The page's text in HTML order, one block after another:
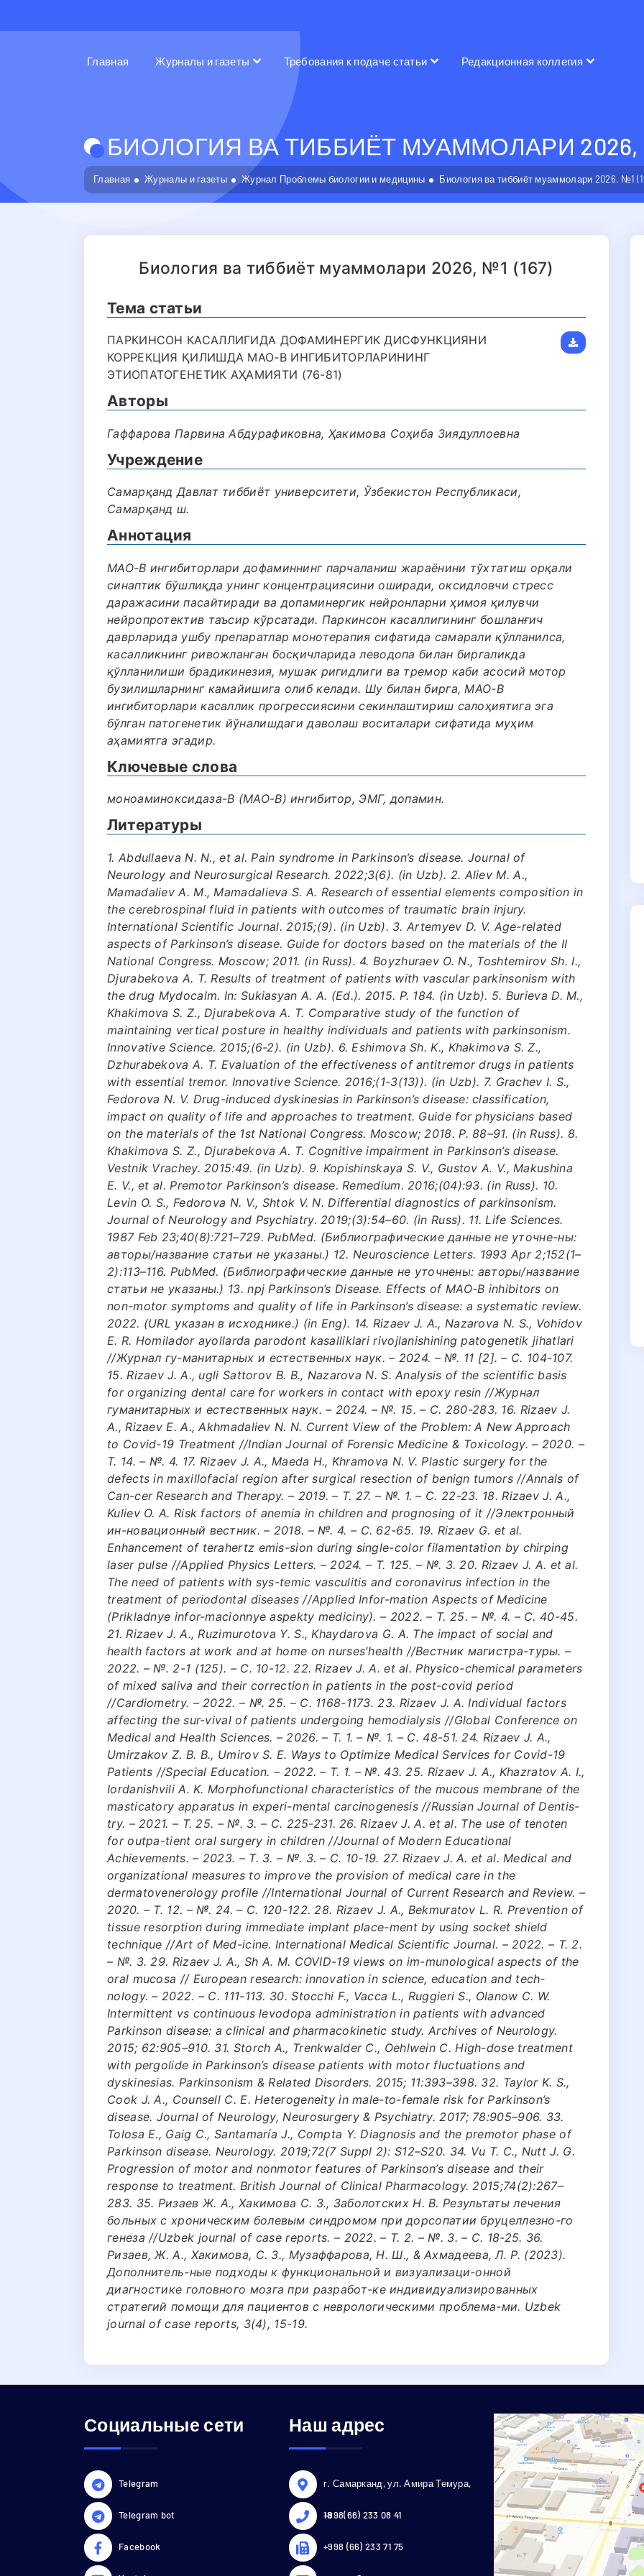
Главная Журналы и газеты Требования к подаче статьи Редакционная коллегия
БИОЛОГИЯ ВА ТИББИЁТ МУАММОЛАРИ 2026,
Главная Журналы и газеты Журнал Проблемы биологии и медицины Биология ва тиббиёт муаммолари 2026, №1
Биология ва тиббиёт муаммолари 2026, №1 (167)
Тема статьи
ПАРКИНСОН КАСАЛЛИГИДА ДОФАМИНЕРГИК ДИСФУНКЦИЯНИ
КОРРЕКЦИЯ ҚИЛИШДА МАО-В ИНГИБИТОРЛАРИНИНГ
ЭТИОПАТОГЕНЕТИК АҲАМИЯТИ (76-81)
Авторы
Гаффарова Парвина Абдурафиковна, Ҳакимова Соҳиба Зиядуллоевна
Учреждение
Самарқанд Давлат тиббиёт университети, Ўзбекистон Республикаси,
Самарқанд ш.
Аннотация
МАО-В ингибиторлари дофаминнинг парчаланиш жараёнини тўхтатиш орқали
синаптик бўшлиқда унинг концентрациясини оширади, оксидловчи стресс
даражасини пасайтиради ва допаминергик нейронларни ҳимоя қилувчи
нейропротектив таъсир кўрсатади. Паркинсон касаллигининг бошланғич
даврларида ушбу препаратлар монотерапия сифатида самарали қўлланилса,
касалликнинг ривожланган босқичларида леводопа билан биргаликда
қўлланилиши брадикинезия, мушак ригидлиги ва тремор каби асосий мотор
бузилишларнинг камайишига олиб келади. Шу билан бирга, МАО-В
ингибиторлари касаллик прогрессиясини секинлаштириш салоҳиятига эга
бўлган патогенетик йўналишдаги даволаш воситалари сифатида муҳим
аҳамиятга эгадир.
Ключевые слова
моноаминоксидаза-В (МАО-В) ингибитор, ЭМГ, допамин.
Литературы
1. Abdullaeva N. N., et al. Pain syndrome in Parkinson’s disease. Journal of
Neurology and Neurosurgical Research. 2022;3(6). (in Uzb). 2. Aliev M. A.,
Mamadaliev A. M., Mamadalieva S. A. Research of essential elements composition in
the cerebrospinal fluid in patients with outcomes of traumatic brain injury.
International Scientific Journal. 2015;(9). (in Uzb). 3. Artemyev D. V. Age-related
aspects of Parkinson’s disease. Guide for doctors based on the materials of the II
National Congress. Moscow; 2011. (in Russ). 4. Boyzhuraev O. N., Toshtemirov Sh. I.,
Djurabekova A. T. Results of treatment of patients with vascular parkinsonism with
the drug Mydocalm. In: Sukiasyan A. A. (Ed.). 2015. P. 184. (in Uzb). 5. Burieva D. M.,
Khakimova S. Z., Djurabekova A. T. Comparative study of the function of
maintaining vertical posture in healthy individuals and patients with parkinsonism.
Innovative Science. 2015;(6-2). (in Uzb). 6. Eshimova Sh. K., Khakimova S. Z.,
Dzhurabekova A. T. Evaluation of the effectiveness of antitremor drugs in patients
with essential tremor. Innovative Science. 2016;(1-3(13)). (in Uzb). 7. Grachev I. S.,
Fedorova N. V. Drug-induced dyskinesias in Parkinson’s disease: classification,
impact on quality of life and approaches to treatment. Guide for physicians based
on the materials of the 1st National Congress. Moscow; 2018. P. 88–91. (in Russ). 8.
Khakimova S. Z., Djurabekova A. T. Cognitive impairment in Parkinson’s disease.
Vestnik Vrachey. 2015:49. (in Uzb). 9. Kopishinskaya S. V., Gustov A. V., Makushina
E. V., et al. Premotor Parkinson’s disease. Remedium. 2016;(04):93. (in Russ). 10.
Levin O. S., Fedorova N. V., Shtok V. N. Differential diagnostics of parkinsonism.
Journal of Neurology and Psychiatry. 2019;(3):54–60. (in Russ). 11. Life Sciences.
1987 Feb 23;40(8):721–729. PubMed. (Библиографические данные не уточне-ны:
авторы/название статьи не указаны.) 12. Neuroscience Letters. 1993 Apr 2;152(1–
2):113–116. PubMed. (Библиографические данные не уточнены: авторы/название
статьи не указаны.) 13. npj Parkinson’s Disease. Effects of MAO-B inhibitors on
non-motor symptoms and quality of life in Parkinson’s disease: a systematic review.
2022. (URL указан в исходнике.) (in Eng). 14. Rizaev J. A., Nazarova N. S., Vohidov
E. R. Homilador ayollarda parodont kasalliklari rivojlanishining patogenetik jihatlari
//Журнал гу-манитарных и естественных наук. – 2024. – №. 11 [2]. – С. 104-107.
15. Rizaev J. A., ugli Sattorov B. B., Nazarova N. S. Analysis of the scientific basis
for organizing dental care for workers in contact with epoxy resin //Журнал
гуманитарных и естественных наук. – 2024. – №. 15. – С. 280-283. 16. Rizaev J.
A., Rizaev E. A., Akhmadaliev N. N. Current View of the Problem: A New Approach
to Covid-19 Treatment //Indian Journal of Forensic Medicine & Toxicology. – 2020. –
Т. 14. – №. 4. 17. Rizaev J. A., Maeda H., Khramova N. V. Plastic surgery for the
defects in maxillofacial region after surgical resection of benign tumors //Annals of
Can-cer Research and Therapy. – 2019. – Т. 27. – №. 1. – С. 22-23. 18. Rizaev J. A.,
Kuliev O. A. Risk factors of anemia in children and prognosing of it //Электронный
ин-новационный вестник. – 2018. – №. 4. – С. 62-65. 19. Rizaev G. et al.
Enhancement of terahertz emis-sion during single-color filamentation by chirping
laser pulse //Applied Physics Letters. – 2024. – Т. 125. – №. 3. 20. Rizaev J. A. et al.
The need of patients with sys-temic vasculitis and coronavirus infection in the
treatment of periodontal diseases //Applied Infor-mation Aspects of Medicine
(Prikladnye infor-macionnye aspekty mediciny). – 2022. – Т. 25. – №. 4. – С. 40-45.
21. Rizaev J. A., Ruzimurotova Y. S., Khaydarova G. A. The impact of social and
health factors at work and at home on nurses'health //Вестник магистра-туры. –
2022. – №. 2-1 (125). – С. 10-12. 22. Rizaev J. A. et al. Physico-chemical parameters
of mixed saliva and their correction in patients in the post-covid period
//Cardiometry. – 2022. – №. 25. – С. 1168-1173. 23. Rizaev J. A. Individual factors
affecting the sur-vival of patients undergoing hemodialysis //Global Conference on
Medical and Health Sciences. – 2026. – Т. 1. – №. 1. – С. 48-51. 24. Rizaev J. A.,
Umirzakov Z. B. B., Umirov S. E. Ways to Optimize Medical Services for Covid-19
Patients //Special Education. – 2022. – Т. 1. – №. 43. 25. Rizaev J. A., Khazratov A. I.,
Iordanishvili A. K. Morphofunctional characteristics of the mucous membrane of the
masticatory apparatus in experi-mental carcinogenesis //Russian Journal of Dentis-
try. – 2021. – Т. 25. – №. 3. – С. 225-231. 26. Rizaev J. A. et al. The use of tenoten
for outpa-tient oral surgery in children //Journal of Modern Educational
Achievements. – 2023. – Т. 3. – №. 3. – С. 10-19. 27. Rizaev J. A. et al. Medical and
organizational measures to improve the provision of medical care in the
dermatovenerology profile //International Journal of Current Research and Review. –
2020. – Т. 12. – №. 24. – С. 120-122. 28. Rizaev J. A., Bekmuratov L. R. Prevention of
tissue resorption during immediate implant place-ment by using socket shield
technique //Art of Med-icine. International Medical Scientific Journal. – 2022. – Т. 2.
– №. 3. 29. Rizaev J. A., Sh A. M. COVID-19 views on im-munological aspects of the
oral mucosa // European research: innovation in science, education and tech-
nology. – 2022. – С. 111-113. 30. Stocchi F., Vacca L., Ruggieri S., Olanow C. W.
Intermittent vs continuous levodopa administration in patients with advanced
Parkinson disease: a clinical and pharmacokinetic study. Archives of Neurology.
2015; 62:905–910. 31. Storch A., Trenkwalder C., Oehlwein C. High-dose treatment
with pergolide in Parkinson’s disease patients with motor fluctuations and
dyskinesias. Parkinsonism & Related Disorders. 2015; 11:393–398. 32. Taylor K. S.,
Cook J. A., Counsell C. E. Heterogeneity in male-to-female risk for Parkinson’s
disease. Journal of Neurology, Neurosurgery & Psychiatry. 2017; 78:905–906. 33.
Tolosa E., Gaig C., Santamaría J., Compta Y. Diagnosis and the premotor phase of
Parkinson disease. Neurology. 2019;72(7 Suppl 2): S12–S20. 34. Vu T. C., Nutt J. G.
Progression of motor and nonmotor features of Parkinson’s disease and their
response to treatment. British Journal of Clinical Pharmacology. 2015;74(2):267–
283. 35. Ризаев Ж. А., Хакимова С. З., Заболотских Н. В. Результаты лечения
больных с хроническим болевым синдромом при дорсопатии бруцеллезно-го
генеза //Uzbek journal of case reports. – 2022. – Т. 2. – №. 3. – С. 18-25. 36.
Ризаев, Ж. А., Хакимова, С. З., Музаффарова, Н. Ш., & Ахмадеева, Л. Р. (2023).
Дополнитель-ные подходы к функциональной и визуализаци-онной
диагностике головного мозга при разработ-ке индивидуализированных
стратегий помощи для пациентов с неврологическими проблема-ми. Uzbek
journal of case reports, 3(4), 15-19.
Социальные сети
Telegram
Telegram bot
Facebook
Наш адрес
г. Самарканд, ул. Амира Темура,
18
+998(66) 233 08 41
+998 (66) 233 71 75